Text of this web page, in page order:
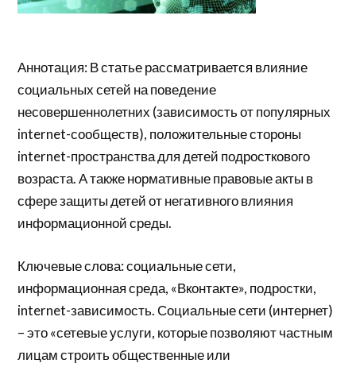
Аннотация: В статье рассматривается влияние
социальных сетей на поведение
несовершеннолетних (зависимость от популярных
internet-сообществ), положительные стороны
internet-пространства для детей подросткового
возраста. А также нормативные правовые акты в
сфере защиты детей от негативного влияния
информационной среды.
Ключевые слова: социальные сети,
информационная среда, «Вконтакте», подростки,
internet-зависимость. Социальные сети (интернет)
– это «сетевые услуги, которые позволяют частным
лицам строить общественные или